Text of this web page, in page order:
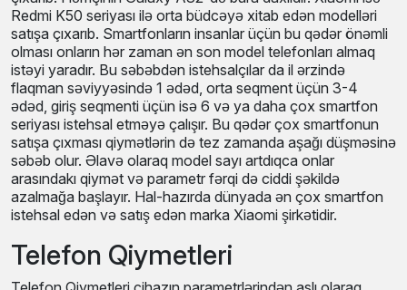
çıxarıb. Həmçinin Galaxy A32-də bura daxildir. Xiaomi isə
Redmi K50 seriyası ilə orta büdcəyə xitab edən modelləri
satışa çıxarıb. Smartfonların insanlar üçün bu qədər önəmli
olması onların hər zaman ən son model telefonları almaq
istəyi yaradır. Bu səbəbdən istehsalçılar da il ərzində
flaqman səviyyəsində 1 ədəd, orta seqment üçün 3-4
ədəd, giriş seqmenti üçün isə 6 və ya daha çox smartfon
seriyası istehsal etməyə çalışır. Bu qədər çox smartfonun
satışa çıxması qiymətlərin də tez zamanda aşağı
düşməsinə səbəb olur. Əlavə olaraq model sayı artdıqca
onlar arasındakı qiymət və parametr fərqi də ciddi şəkildə
azalmağa başlayır. Hal-hazırda dünyada ən çox smartfon
istehsal edən və satış edən marka Xiaomi şirkətidir.
Telefon Qiymetleri